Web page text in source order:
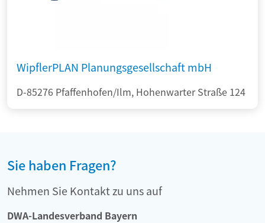
WipflerPLAN Planungsgesellschaft mbH
D-85276 Pfaffenhofen/Ilm, Hohenwarter Straße 124
Sie haben Fragen?
Nehmen Sie Kontakt zu uns auf
DWA-Landesverband Bayern